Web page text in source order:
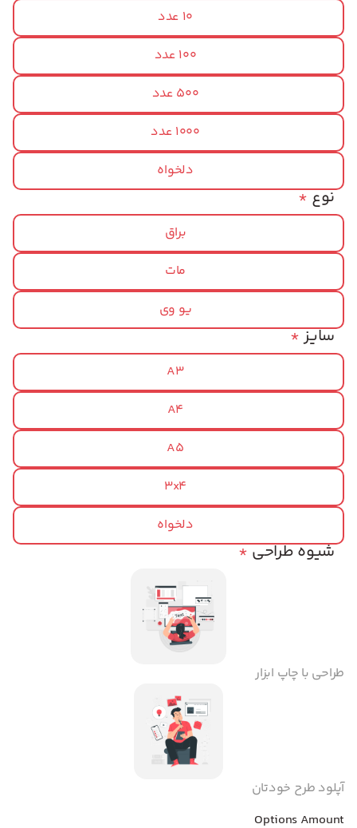
10 عدد
100 عدد
500 عدد
1000 عدد
دلخواه
*نوع
براق
مات
یو وی
*سایز
A3
A4
A5
3x4
دلخواه
*شیوه طراحی
طراحی با چاپ ابزار
آپلود طرح خودتان
Options Amount